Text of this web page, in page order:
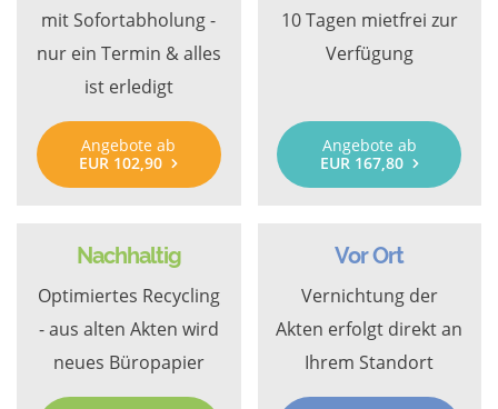
mit Sofortabholung -
nur ein Termin & alles
ist erledigt
Angebote ab
EUR 102,90
10 Tagen mietfrei zur
Verfügung
Angebote ab
EUR 167,80
Nachhaltig
Optimiertes Recycling
- aus alten Akten wird
neues Büropapier
Vor Ort
Vernichtung der
Akten erfolgt direkt an
Ihrem Standort